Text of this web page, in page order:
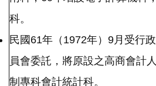
科。
民國61年（1972年）9月受行
員會委託，將原設之高商會計
制專科會計統計科。